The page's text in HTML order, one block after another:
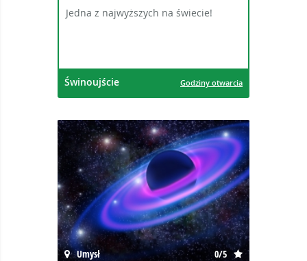
Jedna z najwyższych na świecie!
Świnoujście Godziny otwarcia
Umysł 0/5